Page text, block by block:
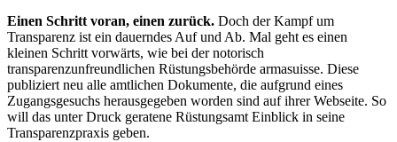
Einen Schritt voran, einen zurück. Doch der Kampf um
Transparenz ist ein dauerndes Auf und Ab. Mal geht es einen
kleinen Schritt vorwärts, wie bei der notorisch
transparenzunfreundlichen Rüstungsbehörde armasuisse. Diese
publiziert neu alle amtlichen Dokumente, die aufgrund eines
Zugangsgesuchs herausgegeben worden sind auf ihrer Webseite. So
will das unter Druck geratene Rüstungsamt Einblick in seine
Transparenzpraxis geben.